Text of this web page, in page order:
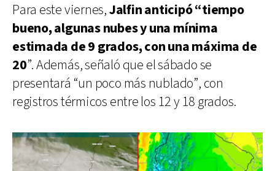
Para este viernes,Jalfin anticipó “tiempo
bueno, algunas nubes y una mínima
estimada de 9 grados, con una máxima de
20”. Además, señaló que el sábado se
presentará “un poco más nublado”, con
registros térmicos entre los 12 y 18 grados.